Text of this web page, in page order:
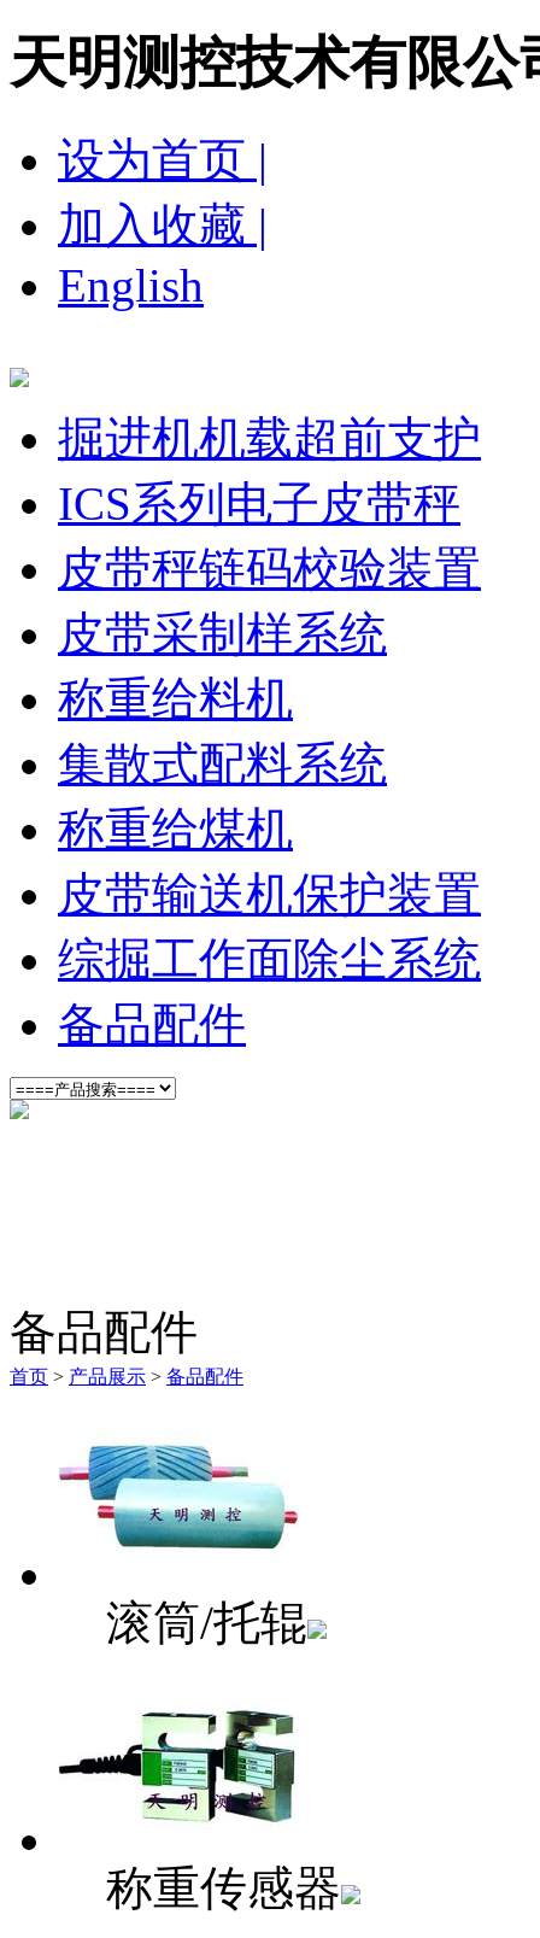
天明测控技术有限公
设为首页 |
加入收藏 |
English
掘进机机载超前支护
ICS系列电子皮带秤
皮带秤链码校验装置
皮带采制样系统
称重给料机
集散式配料系统
称重给煤机
皮带输送机保护装置
综掘工作面除尘系统
备品配件
备品配件
首页 > 产品展示 > 备品配件
滚筒/托辊
称重传感器